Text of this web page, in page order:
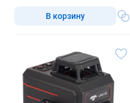
В корзину